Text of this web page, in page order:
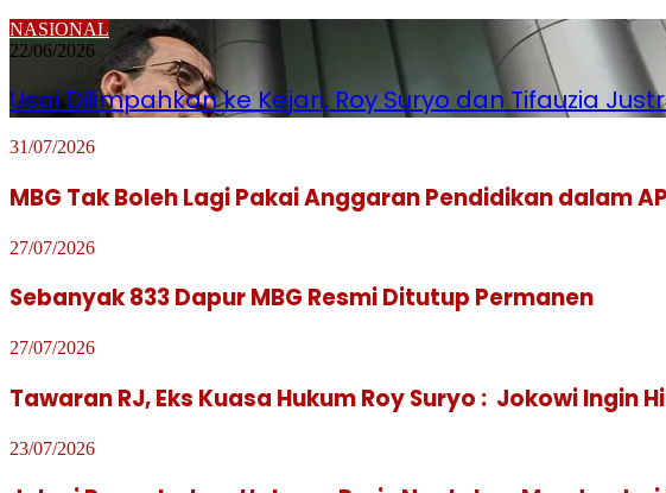
NASIONAL
22/06/2026
Usai Dilimpahkan ke Kejari, Roy Suryo dan Tifauzia
31/07/2026
MBG Tak Boleh Lagi Pakai Anggaran Pendidikan dalam
27/07/2026
Sebanyak 833 Dapur MBG Resmi Ditutup Permanen
27/07/2026
Tawaran RJ, Eks Kuasa Hukum Roy Suryo : Jokowi Ingin
23/07/2026